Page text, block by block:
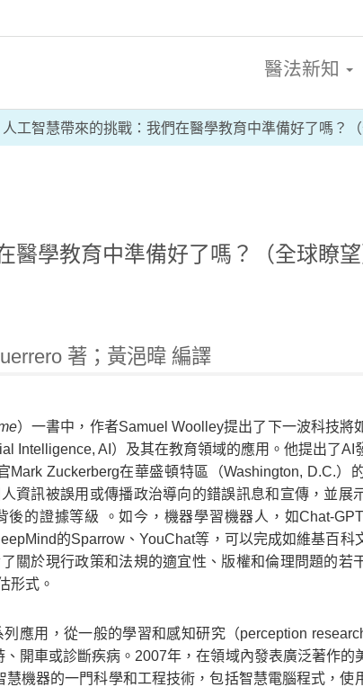
醫法新知
人工智慧帶來的挑戰：我們在醫學教育中準備好了嗎？（
醫學教育中準備好了嗎？（全球瞭望
著；黃浥暐 編譯
）一書中，作者Samuel Woolley提出了下一波科技將
Intelligence, AI）及其在教育領域的應用。他提出了AI
Mark Zuckerberg在華盛頓特區（Washington, D.C.）
資訊被誤用或傳播政治導向的錯誤訊息和宣傳，並展
的證據等級 。如今，機器學習機器人，如Chat-
的Sparrow、YouChat等，可以完成如維基百科
關於現行政策和法規的適宜性、版權和倫理問題的若
形式。
應用，從一般的學習和感知研究（perception
開車或診斷疾病。2007年，在領域內發表廣泛著作的
機器的一門科學和工程技術，包括智慧電腦程式，使